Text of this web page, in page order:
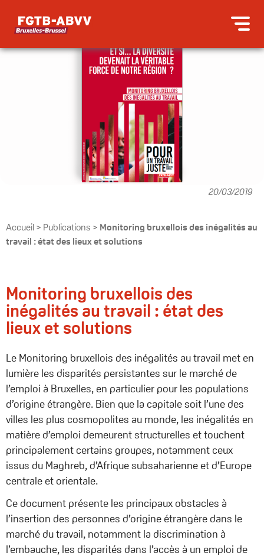
Accueil> Publications > Monitoring bruxellois des inégalités au
travail : état des lieux et solutions
Monitoring bruxellois des
inégalités au travail : état des
lieux et solutions
20/03/2019
Le Monitoring bruxellois des inégalités au travail met en
lumière les disparités persistantes sur le marché de
l’emploi à Bruxelles, en particulier pour les populations
d’origine étrangère. Bien que la capitale soit l’une des
villes les plus cosmopolites au monde, les inégalités en
matière d’emploi demeurent structurelles et touchent
principalement certains groupes, notamment ceux
issus du Maghreb, d’Afrique subsaharienne et d’Europe
centrale et orientale.
Ce document présente les principaux obstacles à
l’insertion des personnes d’origine étrangère dans le
marché du travail, notamment la discrimination à
l’embauche, les disparités dans l’accès à un emploi de